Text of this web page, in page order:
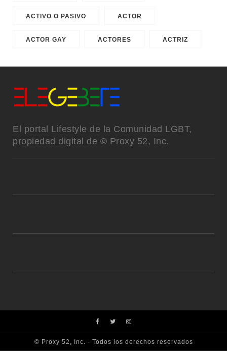
ACTIVO O PASIVO ACTOR
ACTOR GAY ACTORES ACTRIZ
El portal Lifestyle de la Comunidad LGBT,
propiedad digital de © Proxy 52, Inc.
© Proxy 52, Inc. - Todos los derechos reservados